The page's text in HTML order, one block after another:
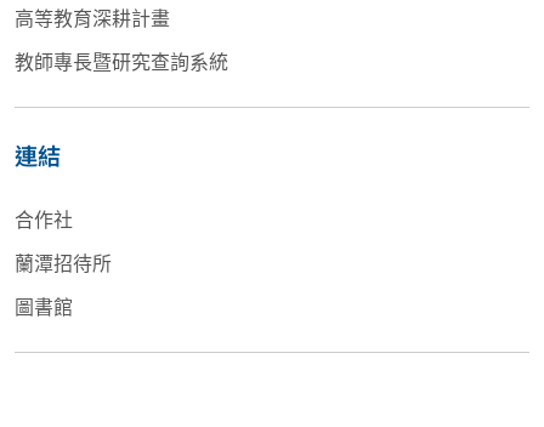
高等教育深耕計畫
教師專長暨研究查詢系統
連結
合作社
蘭潭招待所
圖書館